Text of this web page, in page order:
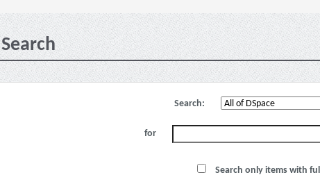
Search
Search:
for
Search only items with